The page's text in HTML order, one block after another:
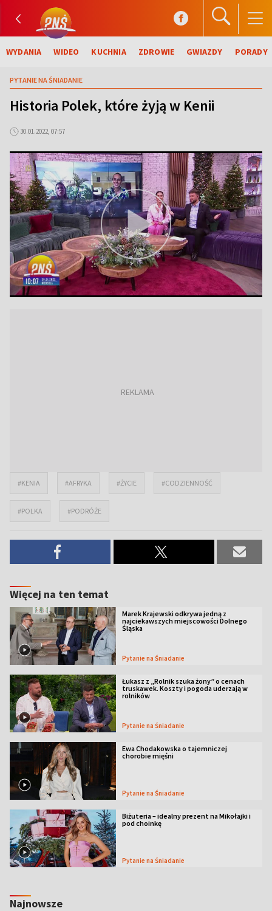
WYDANIA WIDEO KUCHNIA ZDROWIE GWIAZDY PORADY
PYTANIE NA ŚNIADANIE
Historia Polek, które żyją w Kenii
30.01.2022, 07:57
#KENIA #AFRYKA #ŻYCIE #CODZIENNOŚĆ
#POLKA #PODRÓŻE
Więcej na ten temat
Marek Krajewski odkrywa jedną z
najciekawszych miejscowości Dolnego
Śląska
Pytanie na Śniadanie
Łukasz z „Rolnik szuka żony” o cenach
truskawek. Koszty i pogoda uderzają w
rolników
Pytanie na Śniadanie
Ewa Chodakowska o tajemniczej
chorobie mięśni
Pytanie na Śniadanie
Biżuteria – idealny prezent na Mikołajki i
pod choinkę
Pytanie na Śniadanie
Najnowsze